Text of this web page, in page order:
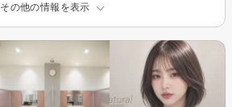
その他の情報を表示